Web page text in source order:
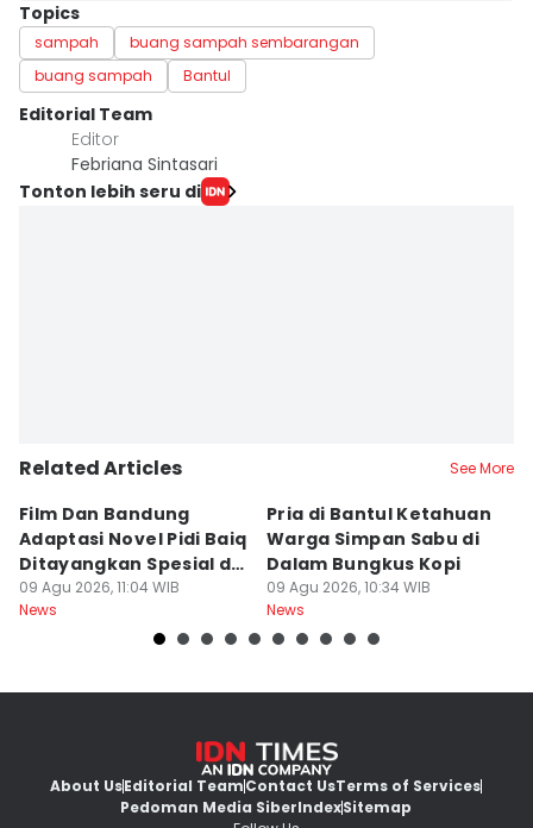
Topics
sampah
buang sampah sembarangan
buang sampah
Bantul
Editorial Team
Editor
Febriana Sintasari
Tonton lebih seru di
Related Articles See More
Film Dan Bandung
Adaptasi Novel Pidi Baiq
Ditayangkan Spesial di
Jogja
09 Agu 2026, 11:04 WIB
News
Pria di Bantul Ketahuan
Warga Simpan Sabu di
Dalam Bungkus Kopi
09 Agu 2026, 10:34 WIB
News
About UsEditorial TeamContact UsTerms of Services
Pedoman Media SiberIndexSitemap